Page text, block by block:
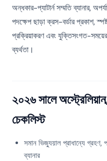
অন্ধকার-প্যাটার্ন সম্মতি ব্যানার,
পদক্ষেপ ছাড়া ক্রস-বর্ডার প্রকাশ,
প্রক্রিয়াকরণ এবং যুক্তিসংগত-
ব্যর্থতা।
২০২৬ সালে
চেকলিস্ট
সমান ভিজ্যুয়াল প্রাধান্যে
ব্যানার